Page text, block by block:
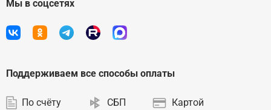
Мы в соцсетях
Поддерживаем все способы оплаты
По счёту СБП Картой